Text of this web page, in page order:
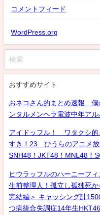
コメントフィード
WordPress.org
おすすめサイト
おネコさん的まとめ速報 僕
ンタルメンヘラ電波中年ア
アイドッフル！ ワタクシ
すき！23 ひうらのアニメ
SNH48！JKT48！MNL48！
ヒウラッフルのハーニーフ
生前整理人！孤立し孤独死
完結編＞ キャッシング計
つ病統合失調症14年生